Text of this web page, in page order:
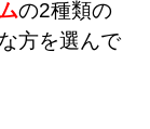
の2種類の
方を選んで